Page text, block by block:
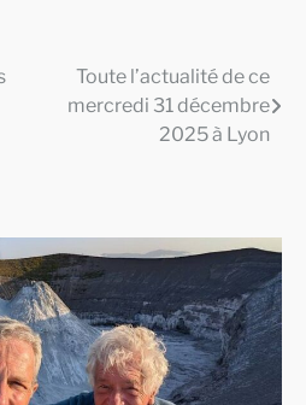
Toute l’actualité de ce
mercredi 31 décembre
2025 à Lyon